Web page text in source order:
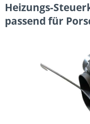
Heizungs-
passend für